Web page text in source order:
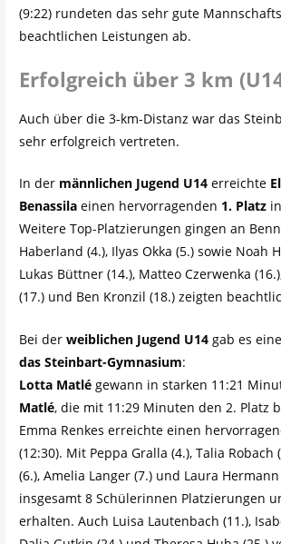
(9:22) rundeten das sehr gute
beachtlichen Leistungen ab.
Erfolgreich über 3 km
Auch über die 3-km-Distanz war das
sehr erfolgreich vertreten.
In der männlichen Jugend U14erreichte
Benassilaeinen hervorragenden 1. Platzin
Weitere Top-Platzierungen gingen an
Haberland (4.), Ilyas Okka (5.) sowie Noah
Lukas Büttner (14.), Matteo Czerwenka
(17.) und Ben Kronzil (18.) zeigten
Bei der weiblichen Jugend U14gab es
das Steinbart-Gymnasium:
Lotta Matlégewann in starken 11:21
Matlé, die mit 11:29 Minuten den 2. Platz
Emma Renkes erreichte einen
(12:30). Mit Peppa Gralla (4.), Talia Robach
(6.), Amelia Langer (7.) und Laura
insgesamt 8 Schülerinnen Platzierungen
erhalten. Auch Luisa Lautenbach (11.),